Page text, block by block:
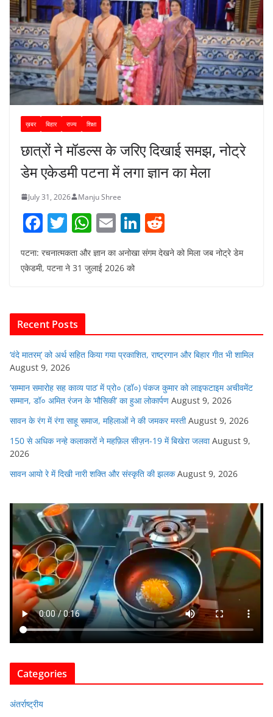
ख़बर बिहार राज्य शिक्षा
छात्रों ने मॉडल्स के जरिए दिखाई समझ, नोट्रे
डेम एकेडमी पटना में लगा ज्ञान का मेला
July 31, 2026 Manju Shree
F
c
o
o
k
T
itt
W
at
p
E
m
ai
Li
n
k
e
d
पटना: रचनात्मकता और ज्ञान का अनोखा संगम देखने को मिला जब नोट्रे डेम
एकेडमी, पटना ने 31 जुलाई 2026 को
Recent Posts
‘वंदे मातरम्’ को अर्थ सहित किया गया प्रकाशित, राष्ट्रगान और बिहार गीत भी शामिल
August 9, 2026
‘सम्मान समारोह सह काव्य पाठ’ में प्रो० (डॉ०) पंकज कुमार को लाइफटाइम अचीवमेंट
सम्मान, डॉ० अमित रंजन के ‘मौसिकी’ का हुआ लोकार्पण August 9, 2026
सावन के रंग में रंगा साहू समाज, महिलाओं ने की जमकर मस्ती August 9, 2026
150 से अधिक नन्हे कलाकारों ने महफ़िल सीज़न-19 में बिखेरा जलवा August 9,
2026
सावन आयो रे में दिखी नारी शक्ति और संस्कृति की झलक August 9, 2026
Categories
अंतर्राष्ट्रीय